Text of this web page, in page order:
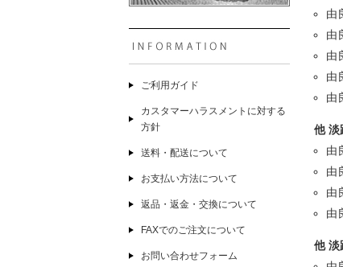
ご利用ガイド
カスタマーハラスメントに対する
方針
送料・配送について
お支払い方法について
返品・返金・交換について
FAXでのご注文について
お問い合わせフォーム
由
由
由
由
由
他 淡
由
由
由
由
他 淡